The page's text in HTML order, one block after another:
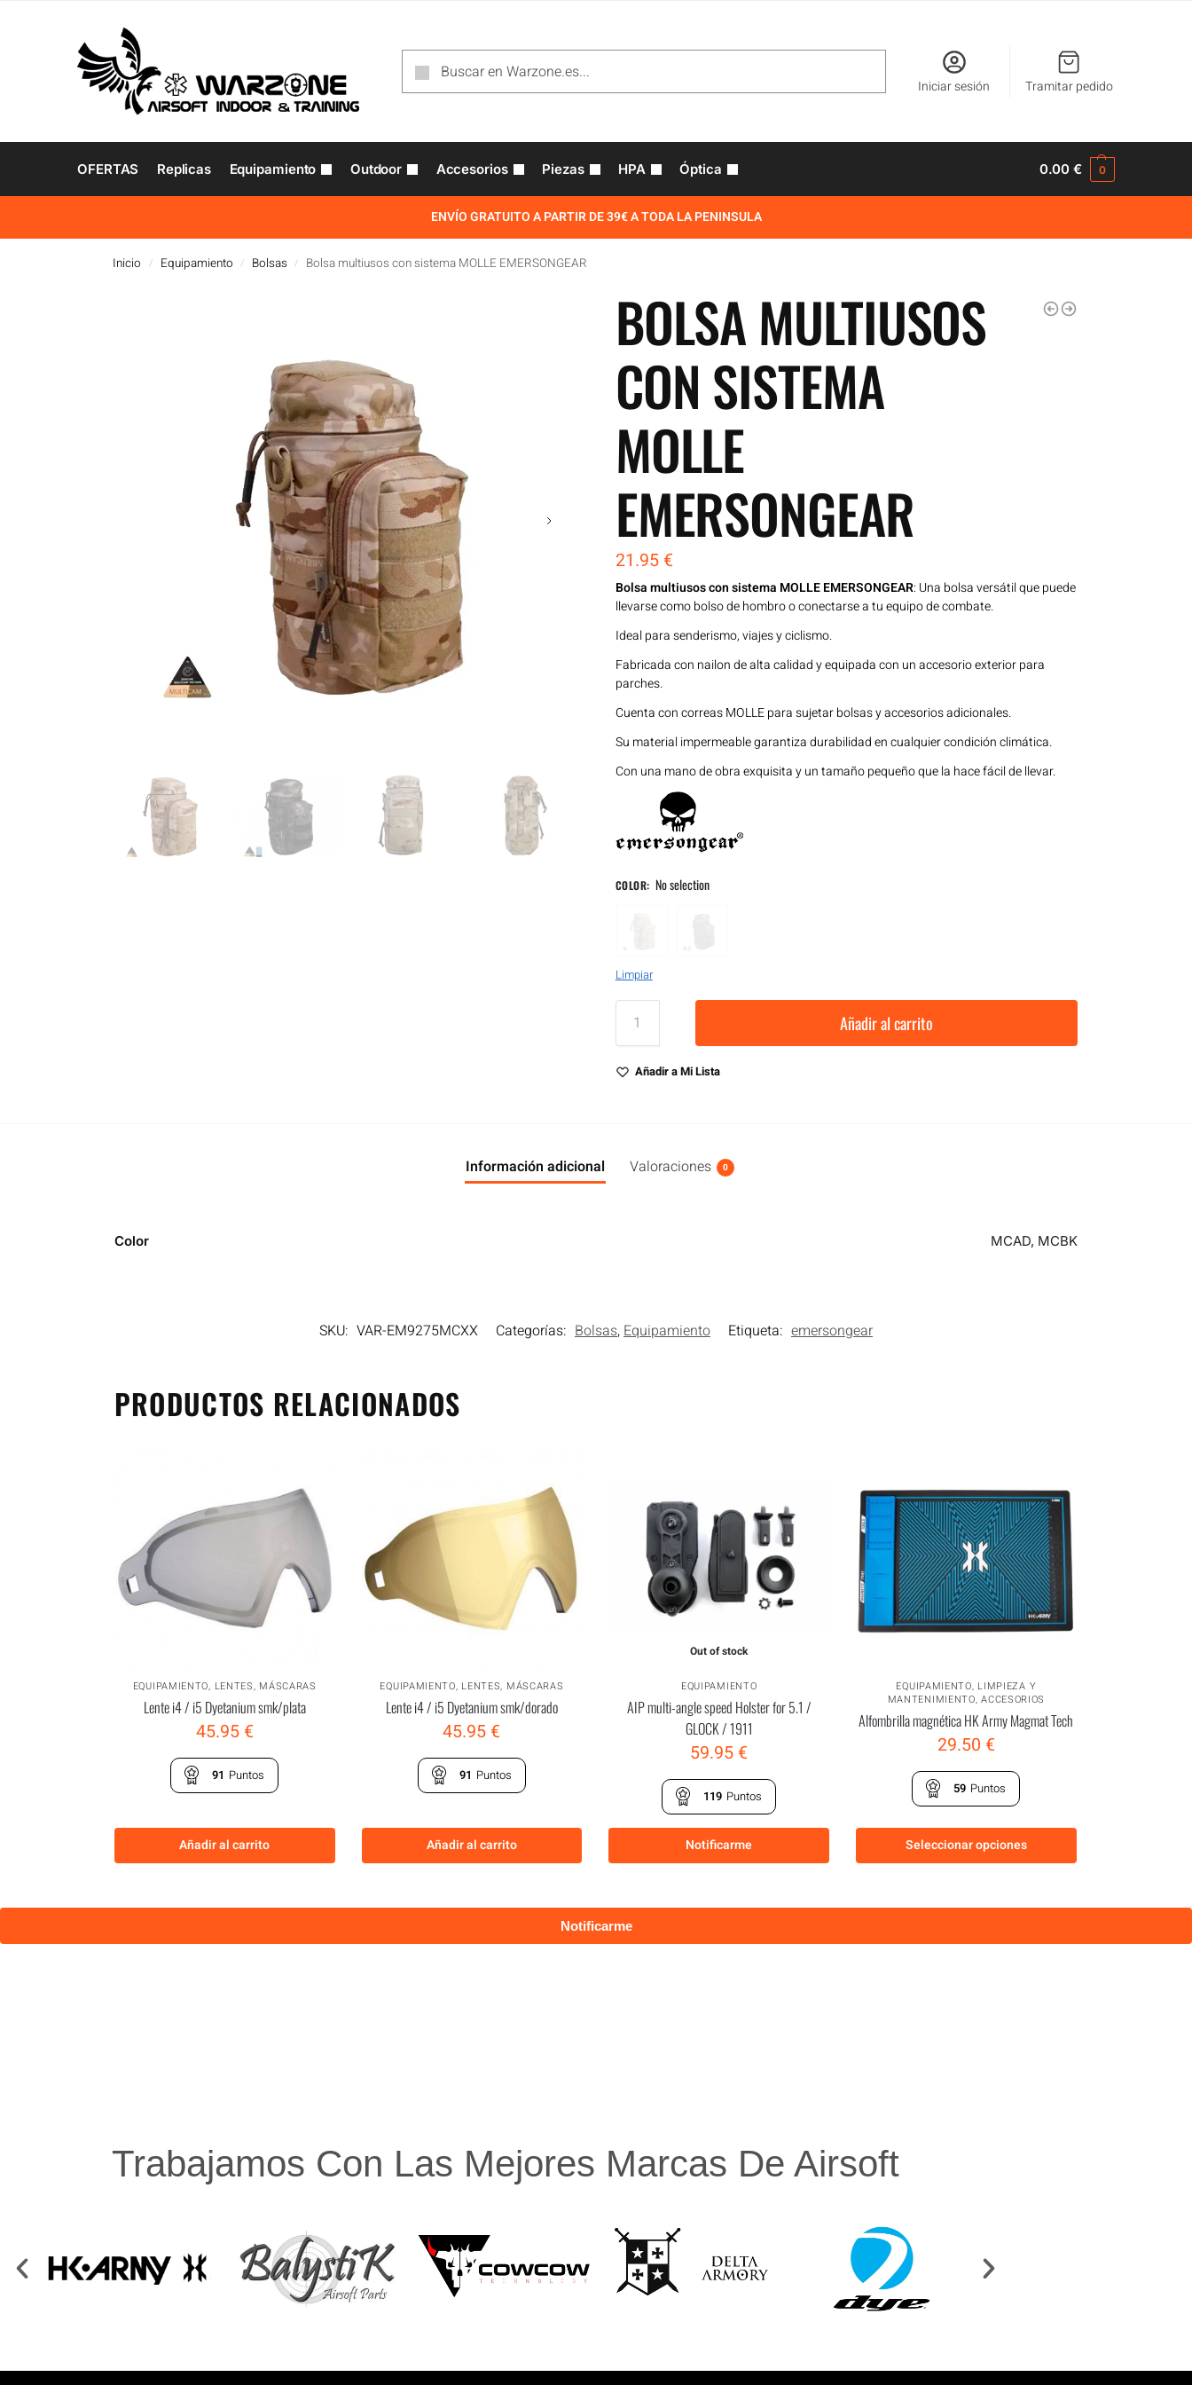
Iniciar sesión Tramitar pedido
OFERTAS Replicas Equipamiento Outdoor Accesorios Piezas HPA Óptica 0.00€ 0
ENVÍO GRATUITO A PARTIR DE 39€ A TODA LA PENINSULA
Inicio / Equipamiento / Bolsas / Bolsa multiusos con sistema MOLLE EMERSONGEAR
BOLSA MULTIUSOS
CON SISTEMA
MOLLE
EMERSONGEAR
21.95 €
Bolsa multiusos con sistema MOLLE EMERSONGEAR: Una bolsa versátil que puede
llevarse como bolso de hombro o conectarse a tu equipo de combate.
Ideal para senderismo, viajes y ciclismo.
Fabricada con nailon de alta calidad y equipada con un accesorio exterior para
parches.
Cuenta con correas MOLLE para sujetar bolsas y accesorios adicionales.
Su material impermeable garantiza durabilidad en cualquier condición climática.
Con una mano de obra exquisita y un tamaño pequeño que la hace fácil de llevar.
COLOR: No selection
Limpiar
Añadir al carrito
Añadir a Mi Lista
Información adicional Valoraciones 0
Color MCAD, MCBK
SKU: VAR-EM9275MCXX Categorías: Bolsas,Equipamiento Etiqueta: emersongear
PRODUCTOS RELACIONADOS
EQUIPAMIENTO, LENTES, MÁSCARAS
Lente i4 / i5 Dyetanium smk/plata
45.95 €
91 Puntos
Añadir al carrito
EQUIPAMIENTO, LENTES, MÁSCARAS
Lente i4 / i5 Dyetanium smk/dorado
45.95 €
91 Puntos
Añadir al carrito
Out of stock
EQUIPAMIENTO
AIP multi-angle speed Holster for 5.1 /
GLOCK / 1911
59.95 €
119 Puntos
Notificarme
EQUIPAMIENTO, LIMPIEZA Y
MANTENIMIENTO,ACCESORIOS
Alfombrilla magnética HK Army Magmat Tech
29.50 €
59 Puntos
Seleccionar opciones
Trabajamos Con Las Mejores Marcas De Airsoft